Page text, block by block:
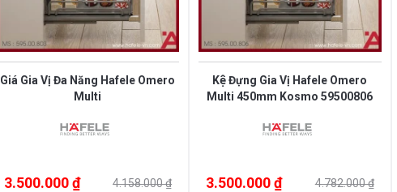
Giá Gia Vị Đa Năng Hafele Omero
Multi
3.500.000 ₫ 4.158.000 ₫
Kệ Đựng Gia Vị Hafele Omero
Multi 450mm Kosmo 59500806
3.500.000 ₫ 4.782.000 ₫